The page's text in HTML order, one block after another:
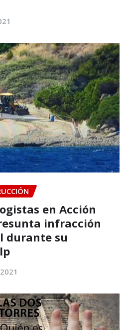
en Acción
infracción
durante su